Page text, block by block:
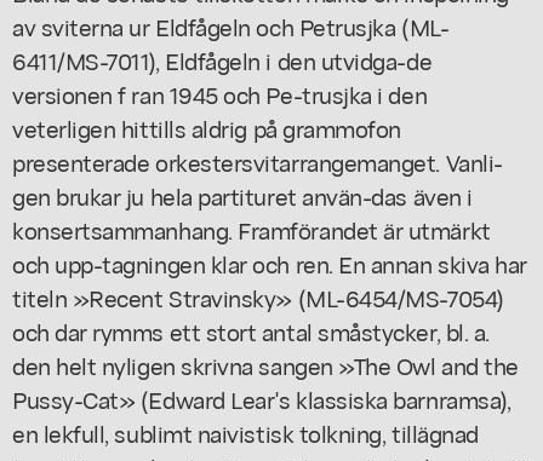
av sviterna ur Eldfågeln och Petrusjka (ML-
6411/MS-7011), Eldfågeln i den utvidga-de
versionen f ran 1945 och Pe-trusjka i den
veterligen hittills aldrig på grammofon
presenterade orkestersvitarrangemanget. Vanli-
gen brukar ju hela partituret använ-das även i
konsertsammanhang. Framförandet är utmärkt
och upp-tagningen klar och ren. En annan skiva har
titeln »Recent Stravinsky» (ML-6454/MS-7054)
och dar rymms ett stort antal småstycker, bl. a.
den helt nyligen skrivna sangen »The Owl and the
Pussy-Cat» (Edward Lear's klassiska barnramsa),
en lekfull, sublimt naivistisk tolkning, tillägnad